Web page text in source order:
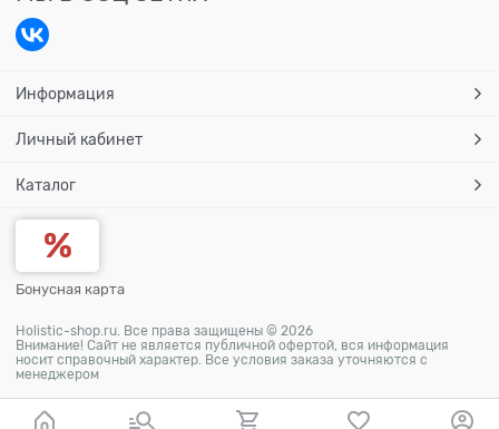
Информация
Личный кабинет
Каталог
Бонусная карта
Holistic-shop.ru. Все права защищены © 2026
Внимание! Сайт не является публичной офертой, вся информация
носит справочный характер. Все условия заказа уточняются с
менеджером